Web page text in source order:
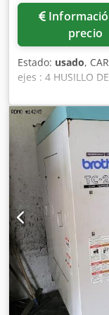
contrasoporte *
de alta presión :
centro del husillo
Información de
precio
Estado: usado,
ejes : 4 HUSILLO
BT30 - Potencia
husillo : 10 -
ejes X/Y/Z : 500 x
rápidos (X/Y/Z) :
trabajo (X/Y/Z) :
HERRAMIENTAS
Parapluie -
Tiempo para
Dimensiones
mesa : 250 [Kg]
alimentación : 380
DIMENSIONES
1,624×2,829 [mm]
la máquina : 2300
tensión : 1479 [h]